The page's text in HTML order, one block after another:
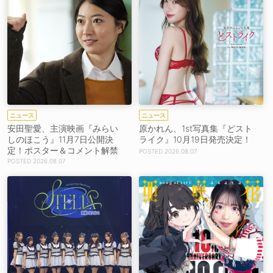
ニュース
安田聖愛、主演映画『みらい
しのほこう』11月7日公開決
定！ポスター＆コメント解禁
2026.08.07
ニュース
原かれん、1st写真集『どスト
ライク』10月19日発売決定！
2026.08.07